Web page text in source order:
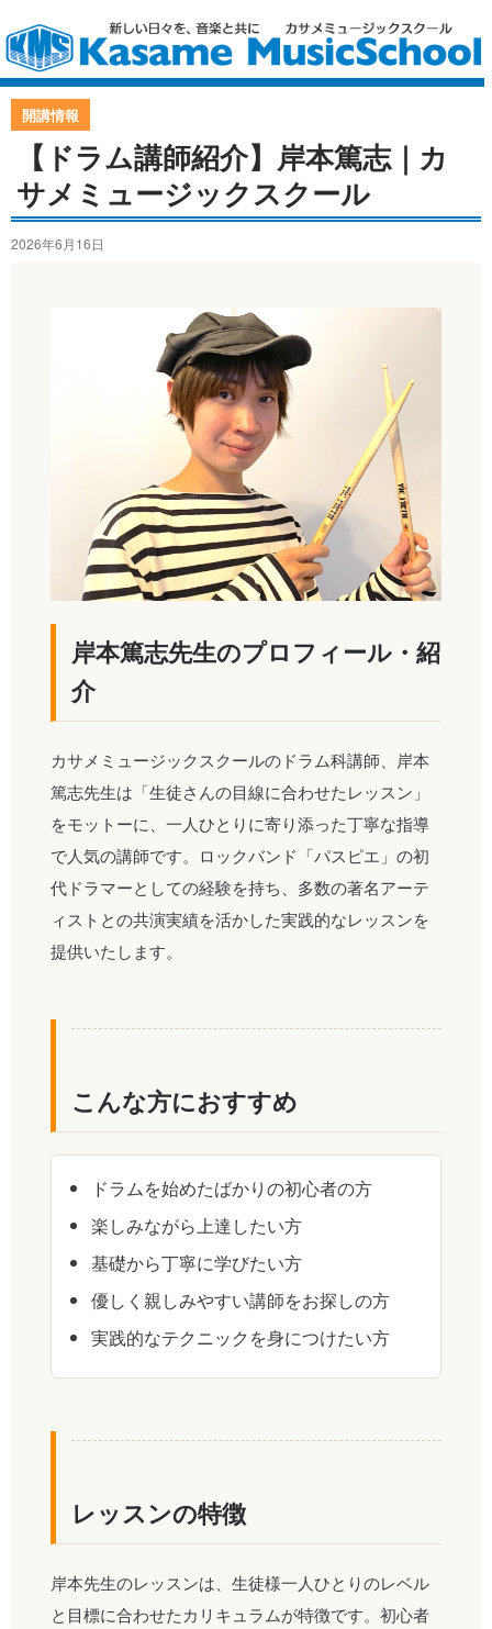
開講情報
【ドラム講師紹介】岸本篤志｜カ
サメミュージックスクール
2026年6月16日
岸本篤志先生のプロフィール・紹
介
カサメミュージックスクールのドラム科講師、岸本
篤志先生は「生徒さんの目線に合わせたレッスン」
をモットーに、一人ひとりに寄り添った丁寧な指導
で人気の講師です。ロックバンド「パスピエ」の初
代ドラマーとしての経験を持ち、多数の著名アーテ
ィストとの共演実績を活かした実践的なレッスンを
提供いたします。
こんな方におすすめ
ドラムを始めたばかりの初心者の方
楽しみながら上達したい方
基礎から丁寧に学びたい方
優しく親しみやすい講師をお探しの方
実践的なテクニックを身につけたい方
レッスンの特徴
岸本先生のレッスンは、生徒様一人ひとりのレベル
と目標に合わせたカリキュラムが特徴です。初心者